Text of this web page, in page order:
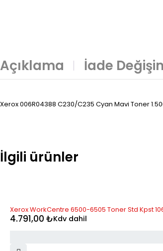
Açıklama İade
Xerox 006R04388 C230/C235 Cyan Mavi Toner
İlgili ürünler
Xerox WorkCentre 6500-6505 Toner Std Kpst
4.791,00 ₺Kdv dahil